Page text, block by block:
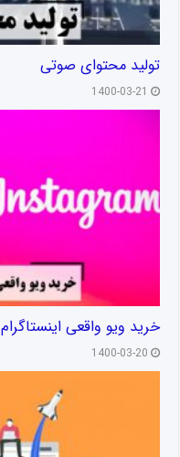
تولید محتوای صوتی
1400-03-21
خرید ویو واقعی اینستاگرام
1400-03-20